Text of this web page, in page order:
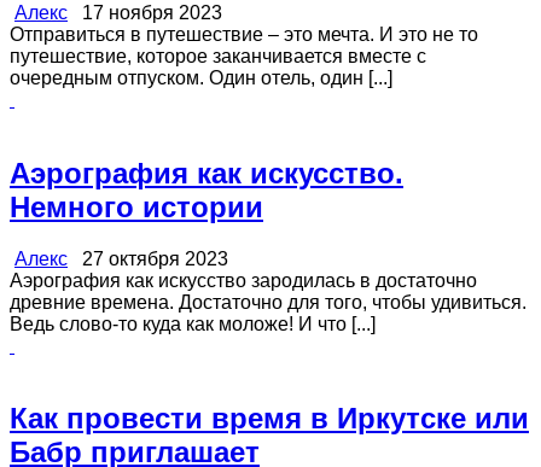
Алекс 17 ноября 2023
Отправиться в путешествие – это мечта. И это не то
путешествие, которое заканчивается вместе с
очередным отпуском. Один отель, один [...]
Аэрография как искусство.
Немного истории
Алекс 27 октября 2023
Аэрография как искусство зародилась в достаточно
древние времена. Достаточно для того, чтобы удивиться.
Ведь слово-то куда как моложе! И что [...]
Как провести время в Иркутске или
Бабр приглашает